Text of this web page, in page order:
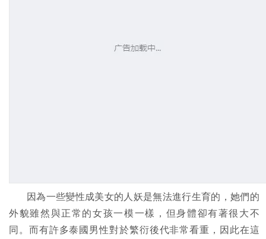
因為一些變性成美女的人妖是無法進行生育的，她們的
外貌雖然與正常的女孩一模一樣，但身體卻有著很大不
同。而有許多泰國男性對於繁衍後代非常看重，因此在這